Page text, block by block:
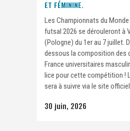
ET FÉMININE.
Les Championnats du
futsal 2026 se dérouleront à
(Pologne) du 1er au 7 juillet.
dessous la composition des
France universitaires
lice pour cette compétition !
sera à suivre via le site officiel
30 juin, 2026